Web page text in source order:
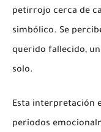
petirrojo cerca de
simbólico. Se
querido fallecido,
solo.
Esta interpretación
periodos